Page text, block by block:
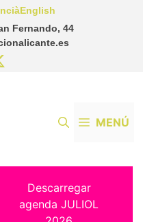
Fernando, 44
English
MENÚ
Descarregar
agenda JULIOL